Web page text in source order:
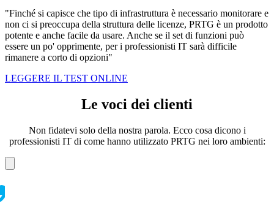
"Finché si capisce che tipo di infrastruttura è necessario monitorare e
non ci si preoccupa della struttura delle licenze, PRTG è un prodotto
potente e anche facile da usare. Anche se il set di funzioni può
essere un po' opprimente, per i professionisti IT sarà difficile
rimanere a corto di opzioni"
LEGGERE IL TEST ONLINE
Le voci dei clienti
Non fidatevi solo della nostra parola. Ecco cosa dicono i
professionisti IT di come hanno utilizzato PRTG nei loro ambienti: